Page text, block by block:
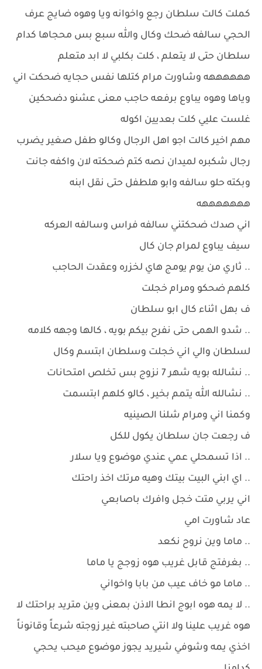
كملت كالت سلطان رجع واخوانه ويا وهوه ضايج عرف
الحجي سالفه ضحك وكال والله سبع بس محجاها كدام
سلطان حتى لا يتعلم ، كلت بكلبي لا ابد متعلم
ههههههه وشاورت مرام كتلها نفس حجايه ضحكت اني
وياها وهوه يباوع برفعه حاجب معنى عشنو دضحكين
غلست عليي كلت بعديين اكوله
مهم اخير كالت اجو اهل الرجال وكالو طفل صغير يضرب
رجال شكبره لميدان نصه كتم ضحكته لان واكفه جانت
وبكته حلو سالفه وابو هلطفل حتى نقل ابنه
هههههههه
اني صدك ضحكتني سالفه فراس وسالفه العركه
سيف يباوع لمرام جان كال
.. ثاري من يوم يومج هاي لخزره وعقدت الحاجب
كلهم ضحكو ومرام خجلت
ف بهل اثناء كال ابو سلطان
.. شدو الهمى حتى نفرح بيكم بويه ، كالها وجهه كلامه
لسلطان والي اني خجلت وسلطان ابتسم وكال
.. نشالله بويه شهر 7 نزوج بس تخلص امتحانات
.. نشالله الله يتمم بخير ، كالو كلهم ابتسمت
وكمنا اني ومرام شلنا الصينيه
ف رجعت جان سلطان يكول للكل
.. اذا تسمحلي عمي عندي موضوع ويا سلار
.. اي ابني البيت بيتك وهيه مرتك اخذ راحتك
اني يربي متت خجل وافرك باصابعي
عاد شاورت امي
.. ماما وين نروح نكعد
.. بغرفتج قابل غريب هوه زوجج يا ماما
.. ماما مو خاف عيب من بابا واخواني
.. لا يمه هوه ابوج انطا الاذن بمعنى وين متريد براحتك لا
هوه غريب علينا ولا انتي صاحبته غير زوجته شرعاً وقانوناً
اخذي يمه وشوفي شيريد يجوز موضوع ميحب يحجي